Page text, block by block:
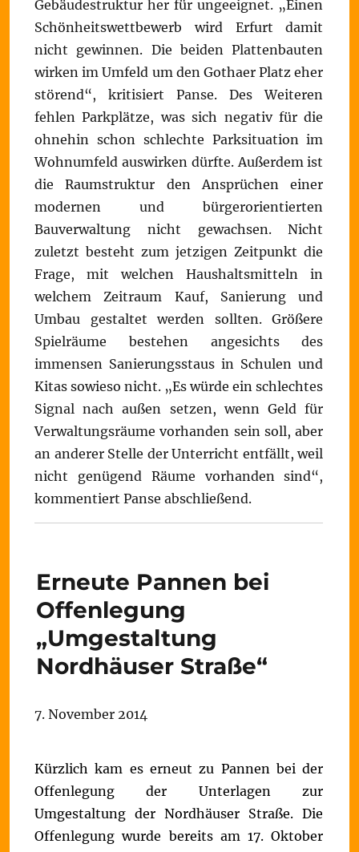
Gebäudestruktur her für ungeeignet. „Einen
Schönheitswettbewerb wird Erfurt damit
nicht gewinnen. Die beiden Plattenbauten
wirken im Umfeld um den Gothaer Platz eher
störend“, kritisiert Panse. Des Weiteren
fehlen Parkplätze, was sich negativ für die
ohnehin schon schlechte Parksituation im
Wohnumfeld auswirken dürfte. Außerdem ist
die Raumstruktur den Ansprüchen einer
modernen und bürgerorientierten
Bauverwaltung nicht gewachsen. Nicht
zuletzt besteht zum jetzigen Zeitpunkt die
Frage, mit welchen Haushaltsmitteln in
welchem Zeitraum Kauf, Sanierung und
Umbau gestaltet werden sollten. Größere
Spielräume bestehen angesichts des
immensen Sanierungsstaus in Schulen und
Kitas sowieso nicht. „Es würde ein schlechtes
Signal nach außen setzen, wenn Geld für
Verwaltungsräume vorhanden sein soll, aber
an anderer Stelle der Unterricht entfällt, weil
nicht genügend Räume vorhanden sind“,
kommentiert Panse abschließend.
Erneute Pannen bei
Offenlegung
„Umgestaltung
Nordhäuser Straße“
7. November 2014
Kürzlich kam es erneut zu Pannen bei der
Offenlegung der Unterlagen zur
Umgestaltung der Nordhäuser Straße. Die
Offenlegung wurde bereits am 17. Oktober